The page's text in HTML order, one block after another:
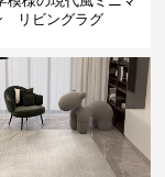
リビングラグ